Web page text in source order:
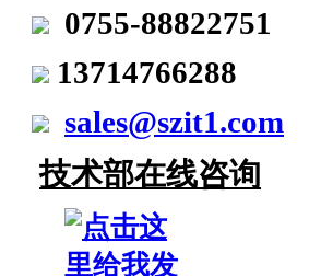
0755-88822751
13714766288
sales@szit1.com
技术部在线咨询